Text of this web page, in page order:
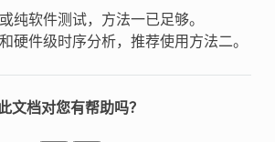
纯软件测试，方法一已足够。
硬件级时序分析，推荐使用方法二。
此文档对您有帮助吗？